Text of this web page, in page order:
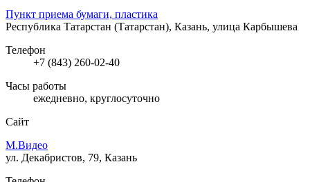
Пункт приема бумаги, пластика
Республика Татарстан (Татарстан), Казань, улица Карбышева
Телефон
+7 (843) 260-02-40
Часы работы
ежедневно, круглосуточно
Сайт
М.Видео
ул. Декабристов, 79, Казань